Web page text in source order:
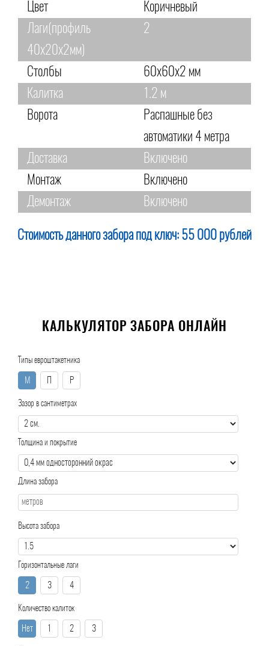
Цвет
Коричневый
Лаги(профиль
40х20х2мм)
2
Столбы
60х60х2 мм
Калитка
1.2 м
Ворота
Распашные без
автоматики 4 метра
Доставка
Включено
Монтаж
Включено
Демонтаж
Включено
Стоимость данного забора под ключ: 55 000 рублей
КАЛЬКУЛЯТОР ЗАБОРА ОНЛАЙН
Типы евроштакетника
М Р
Зазор в сантиметрах
Толщина и покрытие
Длина забора
Высота забора
Горизонтальные лаги
2 3 4
Количество калиток
Нет 2 3